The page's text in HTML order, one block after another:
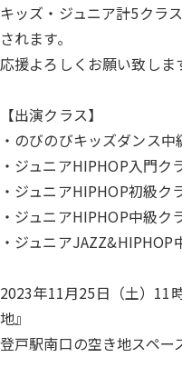
キッズ・ジュニア計5クラ
されます。
応援よろしくお願い致し
【出演クラス】
・のびのびキッズダンス中
・ジュニアHIPHOP入門ク
・ジュニアHIPHOP初級ク
・ジュニアHIPHOP中級ク
・ジュニアJAZZ&HIPHOP
2023年11月25日（土）11
地』
登戸駅南口の空き地スペ